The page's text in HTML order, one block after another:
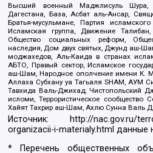
Высший военный Маджлисуль Шура,
Дагестана, База, Асбат аль-Ансар,
Братья-мусульмане, Партия
Исламская группа, Движение Талибан,
Общество социальных реформ,
наследия, Дом двух святых, Джунд аш-
моджахедов, Аль-Каида в странах
АБТО, Правый сектор, Исламское
аш-Шам, Народное ополчение имени К.
Аллаха Субхану уа Тагьаля SHAM, АУМ
Тавхида Валь-Джихад, Чистопольский
исломи, Террористическое сообщество
Хайят Тахрир аш-Шам, Ахлю Сунна Валь
Источник:
http://nac.gov.ru/
organizacii-i-materialy.html данные
* Перечень общественных